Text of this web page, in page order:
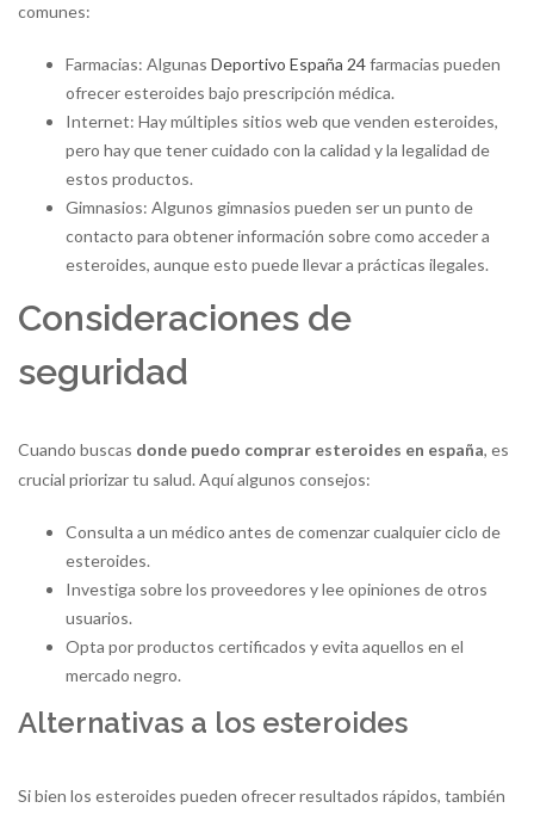
comunes:
Farmacias: Algunas Deportivo España 24farmacias pueden
ofrecer esteroides bajo prescripción médica.
Internet: Hay múltiples sitios web que venden esteroides,
pero hay que tener cuidado con la calidad y la legalidad de
estos productos.
Gimnasios: Algunos gimnasios pueden ser un punto de
contacto para obtener información sobre como acceder a
esteroides, aunque esto puede llevar a prácticas ilegales.
Consideraciones de
seguridad
Cuando buscas donde puedo comprar esteroides en españa, es
crucial priorizar tu salud. Aquí algunos consejos:
Consulta a un médico antes de comenzar cualquier ciclo de
esteroides.
Investiga sobre los proveedores y lee opiniones de otros
usuarios.
Opta por productos certificados y evita aquellos en el
mercado negro.
Alternativas a los esteroides
Si bien los esteroides pueden ofrecer resultados rápidos, también